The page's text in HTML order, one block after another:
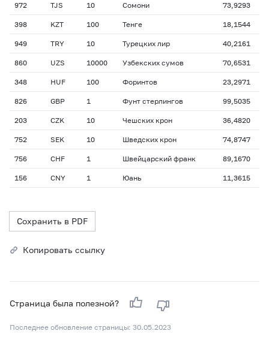
972 TJS 10 Сомони 73,9293
398 KZT 100 Тенге 18,1544
949 TRY 10 Турецких лир 40,2161
860 UZS 10000 Узбекских сумов 70,6531
348 HUF 100 Форинтов 23,2971
826 GBP 1 Фунт стерлингов 99,5035
203 CZK 10 Чешских крон 36,4820
752 SEK 10 Шведских крон 74,8747
756 CHF 1 Швейцарский франк 89,1670
156 CNY 1 Юань 11,3615
Сохранить в PDF
Копировать ссылку
Страница была полезной?
Последнее обновление страницы: 30.05.2023